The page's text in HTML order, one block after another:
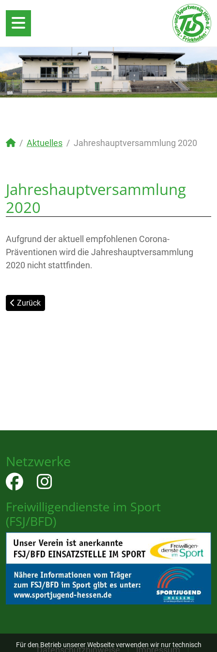
Für den Betrieb unserer Webseite verwenden wir nur technisch
Aktuelles Jahreshauptversammlung 2020
Jahreshauptversammlung
2020
Aufgrund der aktuell empfohlenen Corona-
Präventionen wird die Jahreshauptversammlung
2020 nicht stattfinden.
Vorheriger Beitrag: Naspa Spende für neue
Zurück
Netzwerke
Freiwilligendienste im Sport
(FSJ/BFD)
Datenschutzhinweise Impressum